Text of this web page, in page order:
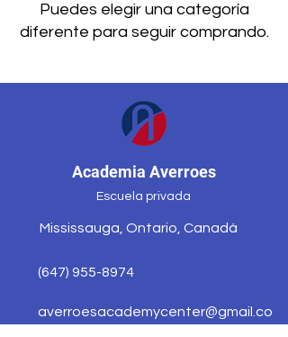
Puedes elegir una categoría
diferente para seguir comprando.
Academia Averroes
Escuela privada
Mississauga, Ontario, Canadá
(647) 955-8974
averroesacademycenter@gmail.co